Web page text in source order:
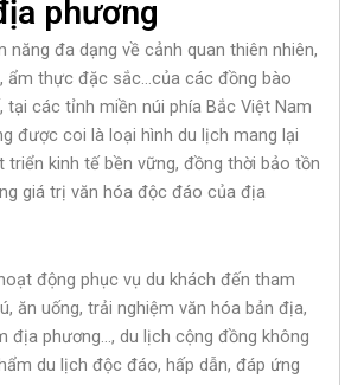
phương
năng đa dạng về cảnh quan thiên nhiên,
ẩm thực đặc sắc…của các đồng bào
tại các tỉnh miền núi phía Bắc Việt Nam
được coi là loại hình du lịch mang lại
triển kinh tế bền vững, đồng thời bảo tồn
giá trị văn hóa độc đáo của địa
động phục vụ du khách đến tham
ăn uống, trải nghiệm văn hóa bản địa,
địa phương…, du lịch cộng đồng không
du lịch độc đáo, hấp dẫn, đáp ứng